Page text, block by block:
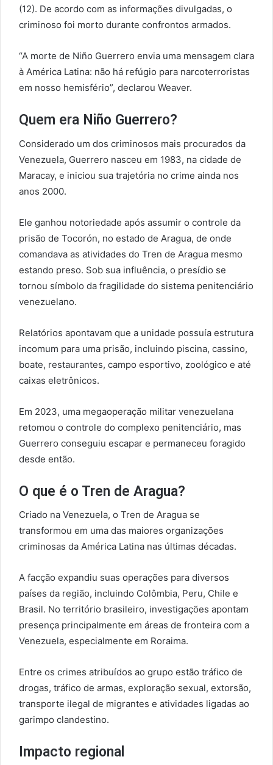
(12). De acordo com as informações divulgadas, o
criminoso foi morto durante confrontos armados.
“A morte de Niño Guerrero envia uma mensagem clara
à América Latina: não há refúgio para narcoterroristas
em nosso hemisfério”, declarou Weaver.
Quem era Niño Guerrero?
Considerado um dos criminosos mais procurados da
Venezuela, Guerrero nasceu em 1983, na cidade de
Maracay, e iniciou sua trajetória no crime ainda nos
anos 2000.
Ele ganhou notoriedade após assumir o controle da
prisão de Tocorón, no estado de Aragua, de onde
comandava as atividades do Tren de Aragua mesmo
estando preso. Sob sua influência, o presídio se
tornou símbolo da fragilidade do sistema penitenciário
venezuelano.
Relatórios apontavam que a unidade possuía estrutura
incomum para uma prisão, incluindo piscina, cassino,
boate, restaurantes, campo esportivo, zoológico e até
caixas eletrônicos.
Em 2023, uma megaoperação militar venezuelana
retomou o controle do complexo penitenciário, mas
Guerrero conseguiu escapar e permaneceu foragido
desde então.
O que é o Tren de Aragua?
Criado na Venezuela, o Tren de Aragua se
transformou em uma das maiores organizações
criminosas da América Latina nas últimas décadas.
A facção expandiu suas operações para diversos
países da região, incluindo Colômbia, Peru, Chile e
Brasil. No território brasileiro, investigações apontam
presença principalmente em áreas de fronteira com a
Venezuela, especialmente em Roraima.
Entre os crimes atribuídos ao grupo estão tráfico de
drogas, tráfico de armas, exploração sexual, extorsão,
transporte ilegal de migrantes e atividades ligadas ao
garimpo clandestino.
Impacto regional